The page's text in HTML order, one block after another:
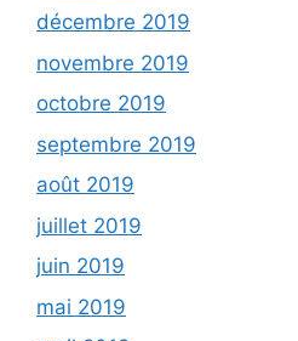
décembre 2019
novembre 2019
octobre 2019
septembre 2019
août 2019
juillet 2019
juin 2019
mai 2019